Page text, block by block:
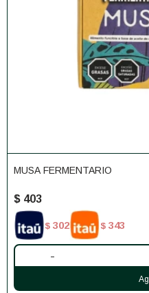
MUSA FERMENTARIO
$ 403
$ 302 $ 343
-